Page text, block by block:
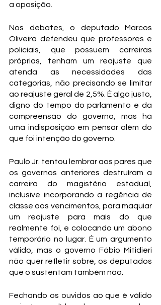
a oposição.
Nos debates, o deputado Marcos
Oliveira defendeu que professores e
policiais, que possuem carreiras
próprias, tenham um reajuste que
atenda as necessidades das
categorias, não precisando se limitar
ao reajuste geral de 2,5%. É algo justo,
digno do tempo do parlamento e da
compreensão do governo, mas há
uma indisposição em pensar além do
que foi intenção do governo.
Paulo Jr. tentou lembrar aos pares que
os governos anteriores destruíram a
carreira do magistério estadual,
inclusive incorporando a regência de
classe aos vencimentos, para maquiar
um reajuste para mais do que
realmente foi, e colocando um abono
temporário no lugar. É um argumento
válido, mas o governo Fábio Mitidieri
não quer refletir sobre, os deputados
que o sustentam também não.
Fechando os ouvidos ao que é válido